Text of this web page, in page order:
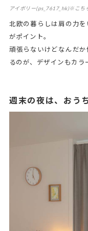
アイボリー(ps_7617_hk)※こち
北欧の暮らしは肩の力
がポイント。
頑張らないけどなんだ
るのが、デザインもカラ
週末の夜は、おう